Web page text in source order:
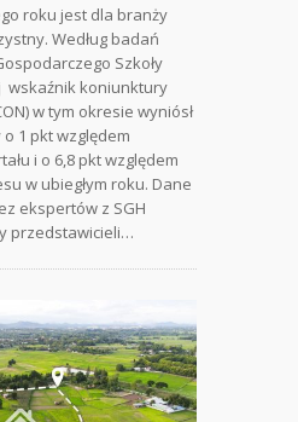
roku jest dla branży
Według badań
Szkoły
wskaźnik koniunktury
w tym okresie wyniósł
o 1 pkt względem
i o 6,8 pkt względem
w ubiegłym roku. Dane
ekspertów z SGH
przedstawicieli…